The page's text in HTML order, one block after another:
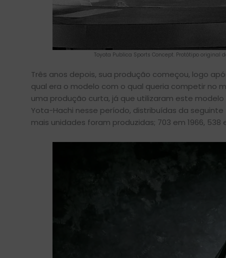
Toyota Publica Sports Concept. Protótipo original
Três anos depois, sua produção começou, logo
qual era o modelo com o qual queria competir no
uma produção curta, já que utilizaram este
Yota-Hachi nesse período, distribuídas da
mais unidades foram produzidas; 703 em 1966, 538